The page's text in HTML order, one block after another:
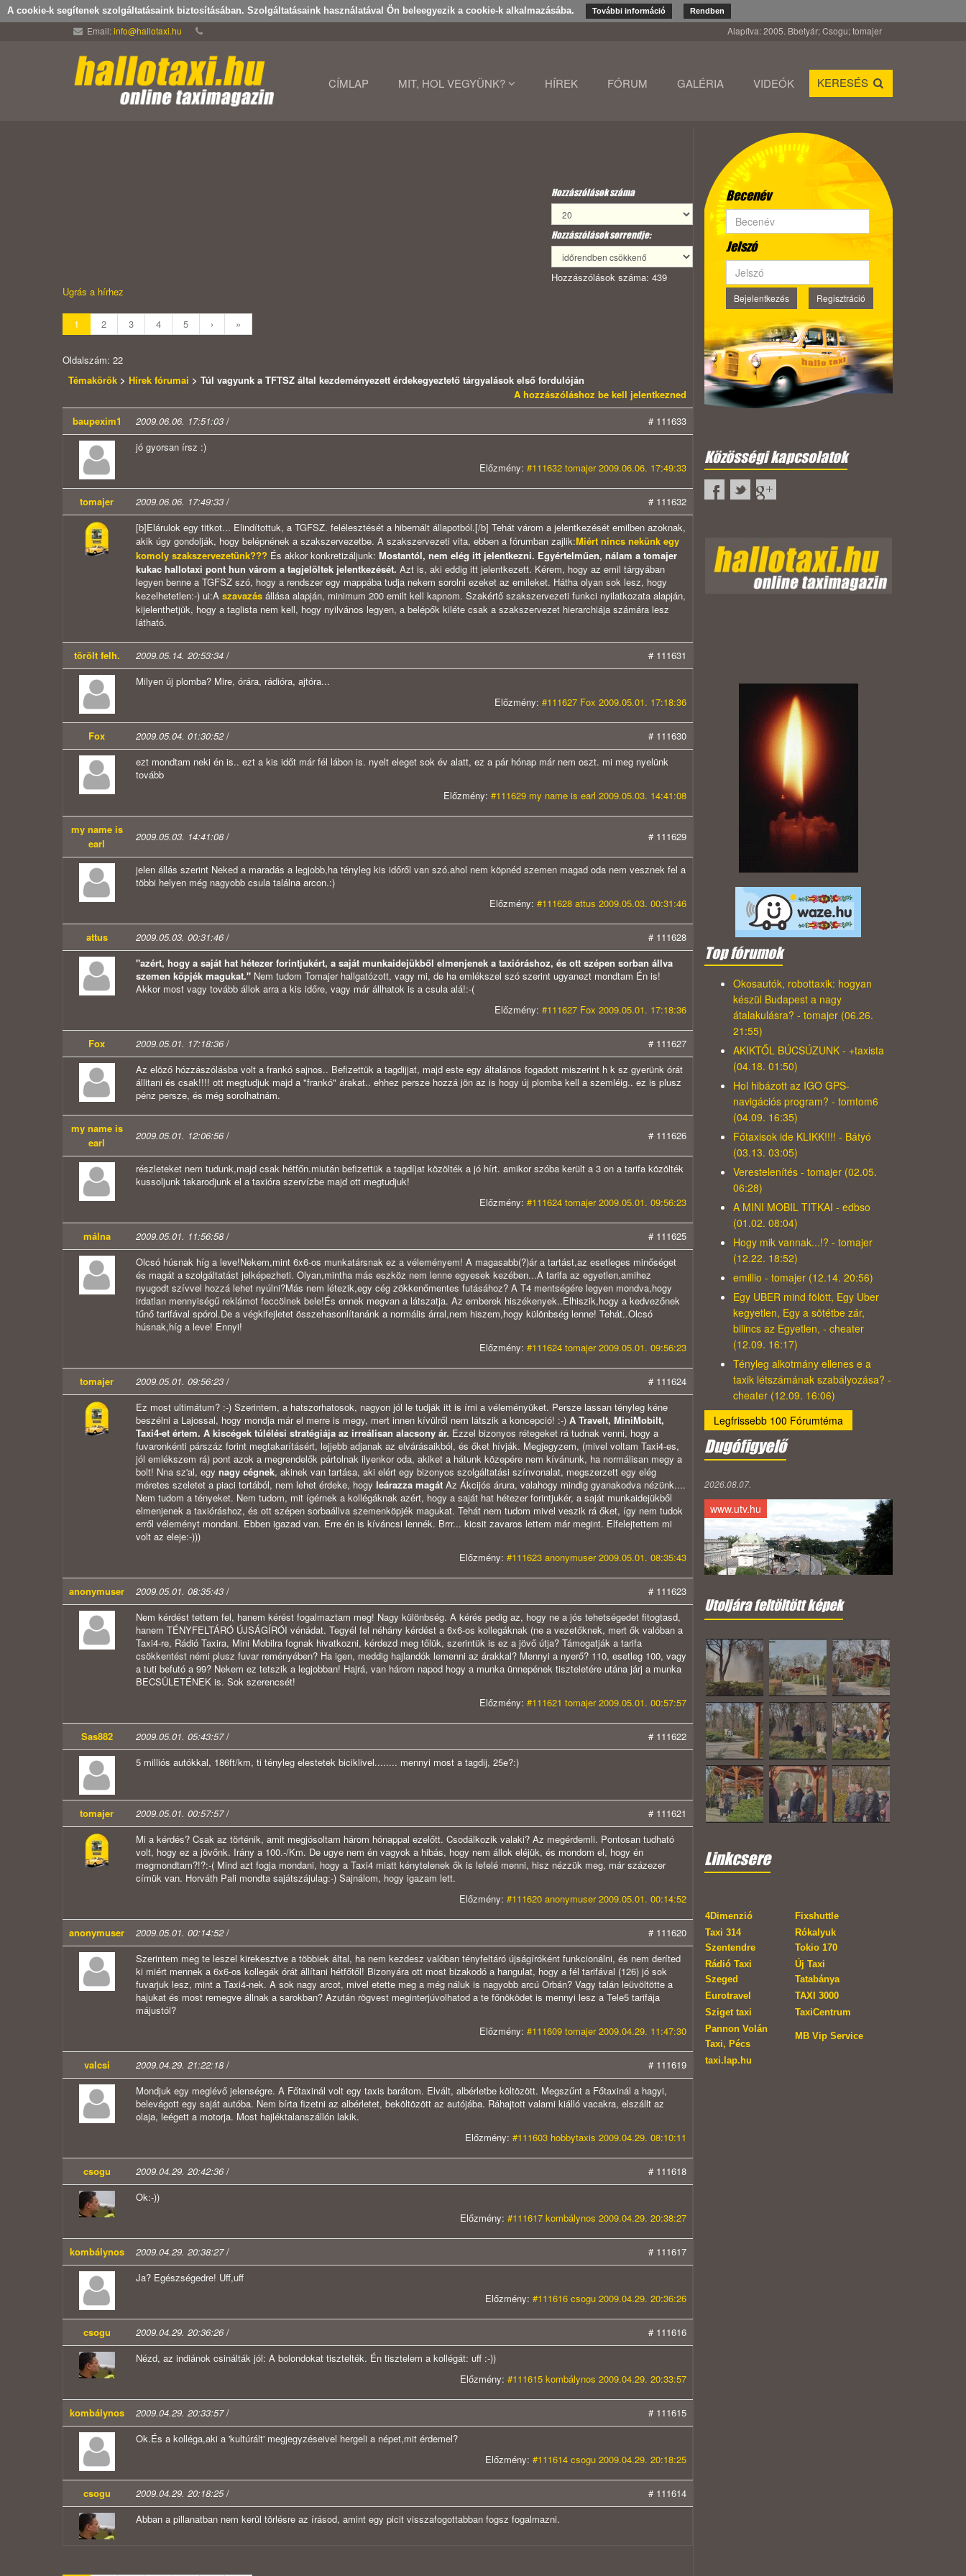
A cookie-k segítenek szolgáltatásaink biztosításában. Szolgáltatásaink használatával Ön beleegyezik a cookie-k alkalmazásába. További információ Rendben
Email:info@hallotaxi.hu Alapítva: 2005. Bbetyár; Csogu; tomajer
CÍMLAP MIT, HOL VEGYÜNK? HÍREK FÓRUM GALÉRIA VIDEÓK KERESÉS
Hozzászólások száma
Hozzászólások sorrendje:
Hozzászólások száma: 439
Ugrás a hírhez
1 2 3 4 5 › »
Oldalszám: 22
Témakörök > Hírek fórumai > Túl vagyunk a TFTSZ által kezdeményezett érdekegyeztető tárgyalások első fordulóján
A hozzászóláshoz be kell jelentkezned
baupexim1
2009.06.06. 17:51:03 /
# 111633
jó gyorsan írsz :)
Előzmény: #111632 tomajer 2009.06.06. 17:49:33
tomajer 2009.06.06. 17:49:33 /
# 111632
[b]Elárulok egy titkot... Elindítottuk, a TGFSZ. felélesztését a hibernált állapotból.[/b] Tehát várom a jelentkezését emilben azoknak,
akik úgy gondolják, hogy belépnének a szakszervezetbe. A szakszervezeti vita, ebben a fórumban zajlik:Miért nincs nekünk egy
komoly szakszervezetünk??? És akkor konkretizáljunk: Mostantól, nem elég itt jelentkezni. Egyértelműen, nálam a tomajer
kukac hallotaxi pont hun várom a tagjelöltek jelentkezését. Azt is, aki eddig itt jelentkezett. Kérem, hogy az emil tárgyában
legyen benne a TGFSZ szó, hogy a rendszer egy mappába tudja nekem sorolni ezeket az emileket. Hátha olyan sok lesz, hogy
kezelhetetlen:-) ui:A szavazás állása alapján, minimum 200 emilt kell kapnom. Szakértő szakszervezeti funkci nyilatkozata alapján,
kijelenthetjük, hogy a taglista nem kell, hogy nyilvános legyen, a belépők kiléte csak a szakszervezet hierarchiája számára lesz
látható.
törölt felh. 2009.05.14. 20:53:34 /
# 111631
Milyen új plomba? Mire, órára, rádióra, ajtóra...
Előzmény: #111627 Fox 2009.05.01. 17:18:36
Fox 2009.05.04. 01:30:52/
# 111630
ezt mondtam neki én is.. ezt a kis időt már fél lábon is. nyelt eleget sok év alatt, ez a pár hónap már nem oszt. mi meg nyelünk
tovább
Előzmény: #111629 my name is earl 2009.05.03. 14:41:08
my name is
earl
2009.05.03. 14:41:08 / # 111629
jelen állás szerint Neked a maradás a legjobb,ha tényleg kis időről van szó.ahol nem köpnéd szemen magad oda nem vesznek fel a
többi helyen még nagyobb csula találna arcon.:)
Előzmény: #111628 attus 2009.05.03. 00:31:46
attus 2009.05.03. 00:31:46/
# 111628
"azért, hogy a saját hat hétezer forintjukért, a saját munkaidejükből elmenjenek a taxióráshoz, és ott szépen sorban állva
szemen köpjék magukat." Nem tudom Tomajer hallgatózott, vagy mi, de ha emlékszel szó szerint ugyanezt mondtam Én is!
Akkor most vagy tovább állok arra a kis időre, vagy már állhatok is a csula alá!:-(
Előzmény: #111627 Fox 2009.05.01. 17:18:36
Fox 2009.05.01. 17:18:36/
# 111627
Az elöző hózzászólásba volt a frankó sajnos.. Befizettük a tagdijjat, majd este egy általános fogadott miszerint h k sz gyerünk órát
állitani és csak!!!! ott megtudjuk majd a "frankó" árakat.. ehhez persze hozzá jön az is hogy új plomba kell a szemléig.. ez is plusz
pénz persze, és még sorolhatnám.
my name is
earl
2009.05.01. 12:06:56/ # 111626
részleteket nem tudunk,majd csak hétfőn.miután befizettük a tagdíjat közölték a jó hírt. amikor szóba került a 3 on a tarifa közölték
kussoljunk takarodjunk el a taxióra szervízbe majd ott megtudjuk!
Előzmény: #111624 tomajer 2009.05.01. 09:56:23
málna 2009.05.01. 11:56:58 /
# 111625
Olcsó húsnak híg a leve!Nekem,mint 6x6-os munkatársnak ez a véleményem! A magasabb(?)ár a tartást,az esetleges minőséget
és magát a szolgáltatást jelképezheti. Olyan,mintha más eszköz nem lenne egyesek kezében...A tarifa az egyetlen,amihez
nyugodt szívvel hozzá lehet nyúlni?Más nem létezik,egy cég zökkenőmentes futásához? A T4 mentségére legyen mondva,hogy
irdatlan mennyiségű reklámot feccölnek bele!És ennek megvan a látszatja. Az emberek hiszékenyek..Elhiszik,hogy a kedvezőnek
tűnő tarifával spórol.De a végkifejletet összehasonlítanánk a normális árral,nem hiszem,hogy különbség lenne! Tehát..Olcsó
húsnak,híg a leve! Ennyi!
Előzmény: #111624 tomajer 2009.05.01. 09:56:23
tomajer 2009.05.01. 09:56:23 /
# 111624
Ez most ultimátum? :-) Szerintem, a hatszorhatosok, nagyon jól le tudják itt is írni a véleményüket. Persze lassan tényleg kéne
beszélni a Lajossal, hogy mondja már el merre is megy, mert innen kívülről nem látszik a koncepció! :-) A Travelt, MiniMobilt,
Taxi4-et értem. A kiscégek túlélési stratégiája az irreálisan alacsony ár. Ezzel bizonyos rétegeket rá tudnak venni, hogy a
fuvaronkénti párszáz forint megtakarításért, lejjebb adjanak az elvárásaikból, és őket hívják. Megjegyzem, (mivel voltam Taxi4-es,
jól emlékszem rá) pont azok a megrendelők pártolnak ilyenkor oda, akiket a hátunk közepére nem kívánunk, ha normálisan megy a
bolt! Nna sz'al, egy nagy cégnek, akinek van tartása, aki elért egy bizonyos szolgáltatási színvonalat, megszerzett egy elég
méretes szeletet a piaci tortából, nem lehet érdeke, hogy leárazza magát Az Ákcijós árura, valahogy mindig gyanakodva nézünk....
Nem tudom a tényeket. Nem tudom, mit ígérnek a kollégáknak azért, hogy a saját hat hétezer forintjukér, a saját munkaidejükből
elmenjenek a taxióráshoz, és ott szépen sorbaállva szemenköpjék magukat. Tehát nem tudom mivel veszik rá őket, így nem tudok
erről véleményt mondani. Ebben igazad van. Erre én is kíváncsi lennék. Brrr... kicsit zavaros lettem már megint. Elfelejtettem mi
volt az eleje:-)))
Előzmény: #111623 anonymuser 2009.05.01. 08:35:43
anonymuser 2009.05.01. 08:35:43 /
# 111623
Nem kérdést tettem fel, hanem kérést fogalmaztam meg! Nagy különbség. A kérés pedig az, hogy ne a jós tehetségedet fitogtasd,
hanem TÉNYFELTÁRÓ ÚJSÁGÍRÓI vénádat. Tegyél fel néhány kérdést a 6x6-os kollegáknak (ne a vezetőknek, mert ők valóban a
Taxi4-re, Rádió Taxira, Mini Mobilra fognak hivatkozni, kérdezd meg tőlük, szerintük is ez a jövő útja? Támogatják a tarifa
csökkentést némi plusz fuvar reményében? Ha igen, meddig hajlandók lemenni az árakkal? Mennyi a nyerő? 110, esetleg 100, vagy
a tuti befutó a 99? Nekem ez tetszik a legjobban! Hajrá, van három napod hogy a munka ünnepének tiszteletére utána járj a munka
BECSÜLETÉNEK is. Sok szerencsét!
Előzmény: #111621 tomajer 2009.05.01. 00:57:57
Sas882 2009.05.01. 05:43:57/
# 111622
5 milliós autókkal, 186ft/km, ti tényleg elestetek biciklivel........ mennyi most a tagdij, 25e?:)
tomajer 2009.05.01. 00:57:57/
# 111621
Mi a kérdés? Csak az történik, amit megjósoltam három hónappal ezelőtt. Csodálkozik valaki? Az megérdemli. Pontosan tudható
volt, hogy ez a jövőnk. Irány a 100.-/Km. De ugye nem én vagyok a hibás, hogy nem állok eléjük, és mondom el, hogy én
megmondtam?!?:-( Mind azt fogja mondani, hogy a Taxi4 miatt kénytelenek ők is lefelé menni, hisz nézzük meg, már százezer
címük van. Horváth Pali mondta sajátszájulag:-) Sajnálom, hogy igazam lett.
Előzmény: #111620 anonymuser 2009.05.01. 00:14:52
anonymuser 2009.05.01. 00:14:52/
# 111620
Szerintem meg te leszel kirekesztve a többiek által, ha nem kezdesz valóban tényfeltáró újságíróként funkcionálni, és nem deríted
ki miért mennek a 6x6-os kollegák órát állítani hétfőtől! Bizonyára ott most bizakodó a hangulat, hogy a fél tarifával (126) jó sok
fuvarjuk lesz, mint a Taxi4-nek. A sok nagy arcot, mivel etette meg a még náluk is nagyobb arcú Orbán? Vagy talán leüvöltötte a
hajukat és most remegve állnak a sarokban? Azután rögvest meginterjúvolhatod a te főnöködet is mennyi lesz a Tele5 tarifája
májustól?
Előzmény: #111609 tomajer 2009.04.29. 11:47:30
valcsi 2009.04.29. 21:22:18 /
# 111619
Mondjuk egy meglévő jelenségre. A Főtaxinál volt egy taxis barátom. Elvált, albérletbe költözött. Megszűnt a Főtaxinál a hagyi,
belevágott egy saját autóba. Nem bírta fizetni az albérletet, beköltözött az autójába. Ráhajtott valami kiálló vacakra, elszállt az
olaja, leégett a motorja. Most hajléktalanszállón lakik.
Előzmény: #111603 hobbytaxis 2009.04.29. 08:10:11
csogu 2009.04.29. 20:42:36/
# 111618
Ok:-))
Előzmény: #111617 kombálynos 2009.04.29. 20:38:27
kombálynos 2009.04.29. 20:38:27/
# 111617
Ja? Egészségedre! Uff,uff
Előzmény: #111616 csogu 2009.04.29. 20:36:26
csogu 2009.04.29. 20:36:26/
# 111616
Nézd, az indiánok csinálták jól: A bolondokat tisztelték. Én tisztelem a kollégát: uff :-))
Előzmény: #111615 kombálynos 2009.04.29. 20:33:57
kombálynos 2009.04.29. 20:33:57/
# 111615
Ok.És a kolléga,aki a 'kultúrált' megjegyzéseivel hergeli a népet,mit érdemel?
Előzmény: #111614 csogu 2009.04.29. 20:18:25
csogu 2009.04.29. 20:18:25/
# 111614
Abban a pillanatban nem kerül törlésre az írásod, amint egy picit visszafogottabban fogsz fogalmazni.
Becenév
Jelszó
Bejelentkezés Regisztráció
Közösségi kapcsolatok
Top fórumok
Okosautók, robottaxik: hogyan
készül Budapest a nagy
átalakulásra? - tomajer (06.26.
21:55)
AKIKTŐL BÚCSÚZUNK - +taxista
(04.18. 01:50)
Hol hibázott az IGO GPS-
navigációs program? - tomtom6
(04.09. 16:35)
Főtaxisok ide KLIKK!!!! - Bátyó
(03.13. 03:05)
Verestelenítés - tomajer (02.05.
06:28)
A MINI MOBIL TITKAI - edbso
(01.02. 08:04)
Hogy mik vannak...!? - tomajer
(12.22. 18:52)
emillio - tomajer (12.14. 20:56)
Egy UBER mind fölött, Egy Uber
kegyetlen, Egy a sötétbe zár,
bilincs az Egyetlen, - cheater
(12.09. 16:17)
Tényleg alkotmány ellenes e a
taxik létszámának szabályozása? -
cheater (12.09. 16:06)
Legfrissebb 100 Fórumtéma
Dugófigyelő
2026.08.07.
www.utv.hu
Utoljára feltöltött képek
Linkcsere
4Dimenzió
Fixshuttle
Taxi 314
Szentendre
Rókalyuk
Tokio 170
Rádió Taxi
Szeged
Új Taxi
Tatabánya
Eurotravel
TAXI 3000
Sziget taxi
TaxiCentrum
Pannon Volán
Taxi, Pécs
MB Vip Service
taxi.lap.hu